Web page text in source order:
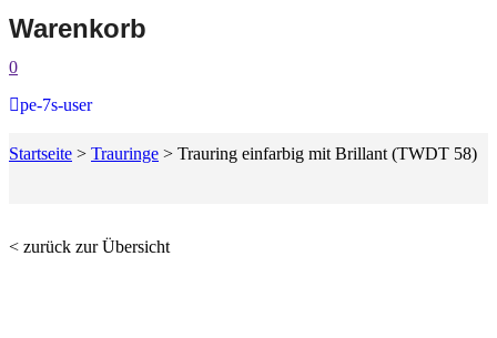
Warenkorb
0
pe-7s-user
Startseite > Trauringe > Trauring einfarbig mit Brillant (TWDT 58)
< zurück zur Übersicht